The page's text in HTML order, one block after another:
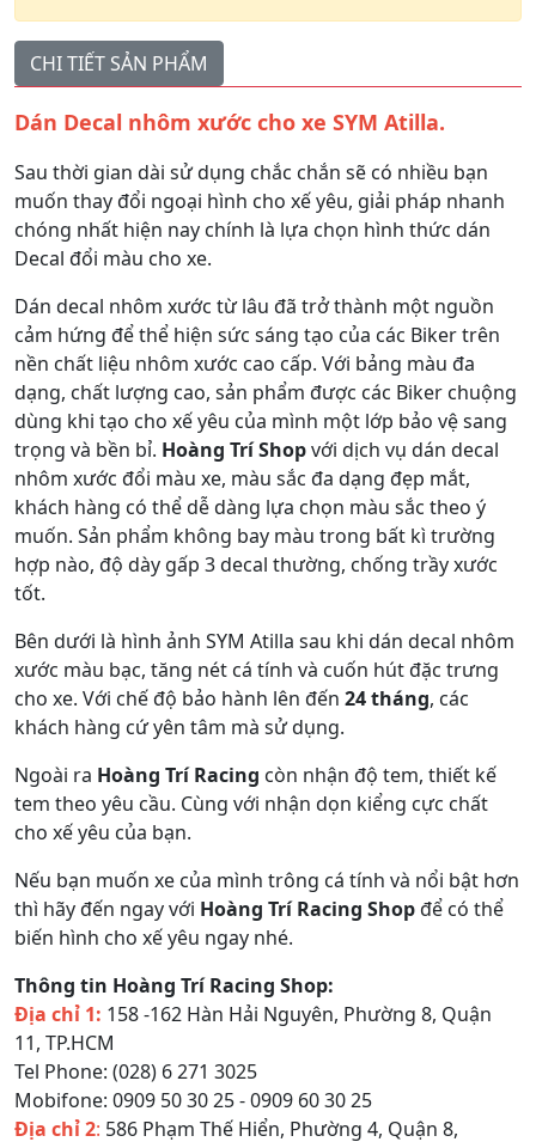
CHI TIẾT SẢN PHẨM
Dán Decal nhôm xước cho xe SYM Atilla.
Sau thời gian dài sử dụng chắc chắn sẽ có nhiều bạn
muốn thay đổi ngoại hình cho xế yêu, giải pháp nhanh
chóng nhất hiện nay chính là lựa chọn hình thức dán
Decal đổi màu cho xe.
Dán decal nhôm xước từ lâu đã trở thành một nguồn
cảm hứng để thể hiện sức sáng tạo của các Biker trên
nền chất liệu nhôm xước cao cấp. Với bảng màu đa
dạng, chất lượng cao, sản phẩm được các Biker chuộng
dùng khi tạo cho xế yêu của mình một lớp bảo vệ sang
trọng và bền bỉ. Hoàng Trí Shopvới dịch vụ dán decal
nhôm xước đổi màu xe, màu sắc đa dạng đẹp mắt,
khách hàng có thể dễ dàng lựa chọn màu sắc theo ý
muốn. Sản phẩm không bay màu trong bất kì trường
hợp nào, độ dày gấp 3 decal thường, chống trầy xước
tốt.
Bên dưới là hình ảnh SYM Atilla sau khi dán decal nhôm
xước màu bạc, tăng nét cá tính và cuốn hút đặc trưng
cho xe. Với chế độ bảo hành lên đến 24 tháng, các
khách hàng cứ yên tâm mà sử dụng.
Ngoài ra Hoàng Trí Racing còn nhận độ tem, thiết kế
tem theo yêu cầu. Cùng với nhận dọn kiểng cực chất
cho xế yêu của bạn.
Nếu bạn muốn xe của mình trông cá tính và nổi bật hơn
thì hãy đến ngay với Hoàng Trí Racing Shopđể có thể
biến hình cho xế yêu ngay nhé.
Thông tin Hoàng Trí Racing Shop:
Địa chỉ 1: 158 -162 Hàn Hải Nguyên, Phường 8, Quận
11, TP.HCM
Tel Phone: (028) 6 271 3025
Mobifone: 0909 50 30 25 - 0909 60 30 25
Địa chỉ 2: 586 Phạm Thế Hiển, Phường 4, Quận 8,